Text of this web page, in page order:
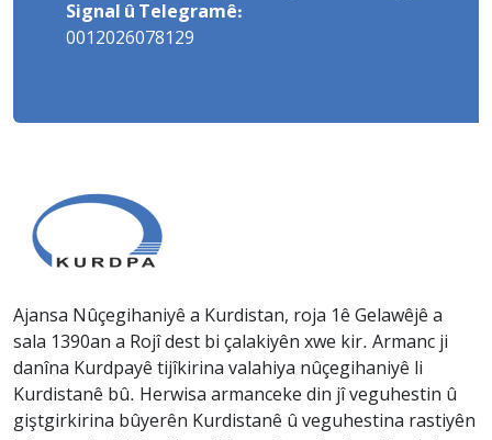
Signal û Telegramê:
0012026078129
Ajansa Nûçegihaniyê a Kurdistan, roja 1ê Gelawêjê a
sala 1390an a Rojî dest bi çalakiyên xwe kir. Armanc ji
danîna Kurdpayê tijîkirina valahiya nûçegihaniyê li
Kurdistanê bû. Herwisa armanceke din jî veguhestin û
giştgirkirina bûyerên Kurdistanê û veguhestina rastiyên